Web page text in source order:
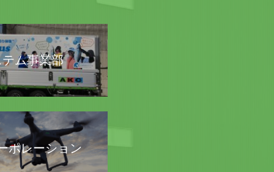
ム事業部
ポレーション